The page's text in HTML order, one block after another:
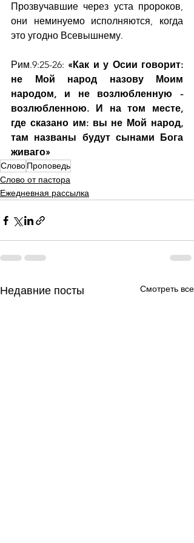
Прозвучавшие через уста пророков,
они неминуемо исполняются, когда
это угодно Всевышнему.
Рим.9:25-26: «Как и у Осии говорит:
не Мой народ назову Моим
народом, и не возлюбленную -
возлюбленною. И на том месте,
где сказано им: вы не Мой народ,
там названы будут сынами Бога
живаго»
СловоПроповедь
Слово от пастора
Ежедневная рассылка
Недавние посты Смотреть все